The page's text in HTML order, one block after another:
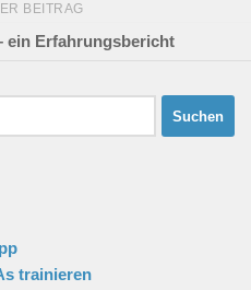
BEITRAG
ein Erfahrungsbericht
trainieren